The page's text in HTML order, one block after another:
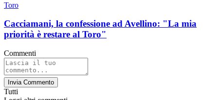
Toro
Cacciamani, la confessione ad Avellino: "La mia
priorità è restare al Toro"
Commenti
Invia Commento
Tutti